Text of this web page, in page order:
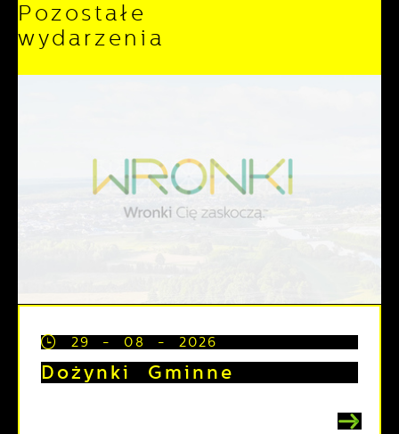
Pozostałe
wydarzenia
29 - 08 - 2026
Dożynki Gminne